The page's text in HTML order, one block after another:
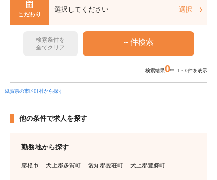
こだわり
選択してください 選択
検索条件を
全てクリア
検索結果0中 1～0件を表示
滋賀県の市区町村から探す
他の条件で求人を探す
勤務地から探す
彦根市 犬上郡多賀町 愛知郡愛荘町 犬上郡豊郷町